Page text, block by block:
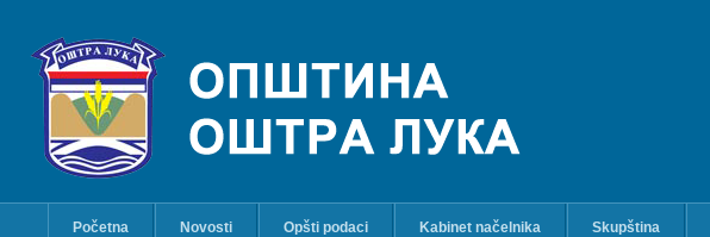
Početna Novosti Opšti podaci Kabinet načelnika Skupština